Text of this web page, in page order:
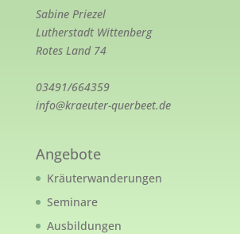
Sabine Priezel
Lutherstadt Wittenberg
Rotes Land 74
03491/664359
info@kraeuter-querbeet.de
Angebote
Kräuterwanderungen
Seminare
Ausbildungen